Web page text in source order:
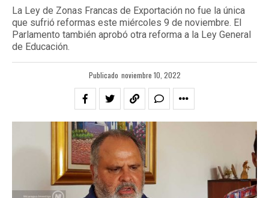
La Ley de Zonas Francas de Exportación no fue la única
que sufrió reformas este miércoles 9 de noviembre. El
Parlamento también aprobó otra reforma a la Ley General
de Educación.
Publicado noviembre 10, 2022